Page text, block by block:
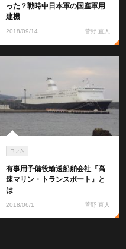
った？戦時中日本軍の国産軍用
建機
2018/09/14 菅野 直人
コラム
有事用予備役輸送船舶会社『高
速マリン・トランスポート』と
は
2018/06/1 菅野 直人